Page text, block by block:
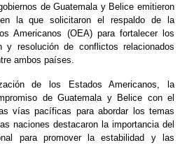
de Guatemala y Belice emitieron
la que solicitaron el respaldo de la
Americanos (OEA) para fortalecer los
y resolución de conflictos relacionados
ambos países.
de los Estados Americanos, la
de Guatemala y Belice con el
vías pacíficas para abordar los temas
naciones destacaron la importancia del
para promover la estabilidad y las